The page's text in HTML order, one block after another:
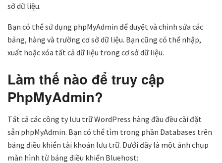
sở dữ liệu.
Bạn có thể sử dụng phpMyAdmin để duyệt và chỉnh sửa các
bảng, hàng và trường cơ sở dữ liệu. Bạn cũng có thể nhập,
xuất hoặc xóa tất cả dữ liệu trong cơ sở dữ liệu.
Làm thế nào để truy cập
PhpMyAdmin?
Tất cả các công ty lưu trữ WordPress hàng đầu đều cài đặt
sẵn phpMyAdmin. Bạn có thể tìm trong phần Databases trên
bảng điều khiển tài khoản lưu trữ. Dưới đây là một ảnh chụp
màn hình từ bảng điều khiển Bluehost: